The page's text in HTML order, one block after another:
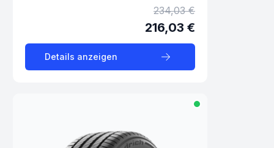
234,03 €
216,03 €
Details anzeigen